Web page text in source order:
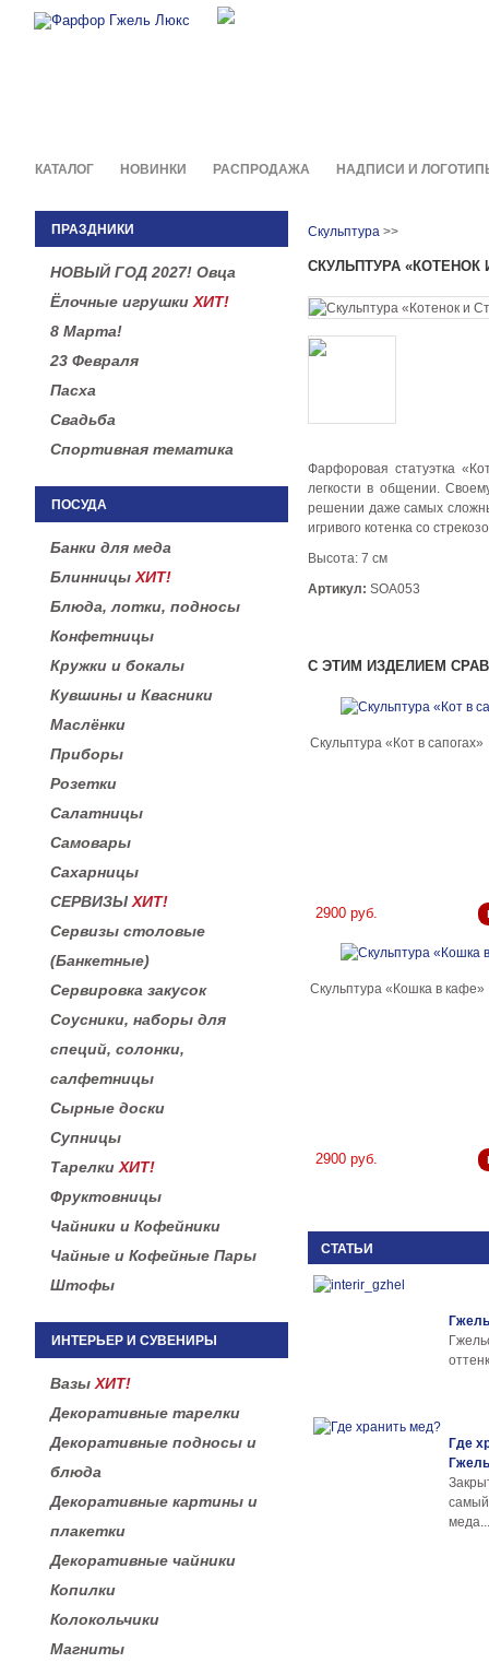
КАТАЛОГ НОВИНКИ РАСПРОДАЖА НАДПИСИ И
ПРАЗДНИКИ
НОВЫЙ ГОД 2027! Овца
Ёлочные игрушки ХИТ!
8 Марта!
23 Февраля
Пасха
Свадьба
Спортивная тематика
ПОСУДА
Банки для меда
Блинницы ХИТ!
Блюда, лотки, подносы
Конфетницы
Кружки и бокалы
Кувшины и Квасники
Маслёнки
Приборы
Розетки
Салатницы
Самовары
Сахарницы
СЕРВИЗЫ ХИТ!
Сервизы столовые
(Банкетные)
Сервировка закусок
Соусники, наборы для
специй, солонки,
салфетницы
Сырные доски
Супницы
Тарелки ХИТ!
Фруктовницы
Чайники и Кофейники
Чайные и Кофейные Пары
Штофы
ИНТЕРЬЕР И СУВЕНИРЫ
Вазы ХИТ!
Декоративные тарелки
Декоративные подносы и
блюда
Декоративные картины и
плакетки
Декоративные чайники
Копилки
Колокольчики
Магниты
Скульптура >>
СКУЛЬПТУРА «КОТЕНОК
Фарфоровая статуэтка
легкости в общении.
решении даже самых
игривого котенка со
Высота: 7 см
Артикул: SOA053
С ЭТИМ ИЗДЕЛИЕМ
Скульптура «Кот в сапогах»
2900 руб.
Скульптура «Кошка в кафе»
2900 руб.
СТАТЬИ
Где
Гжель
меда...